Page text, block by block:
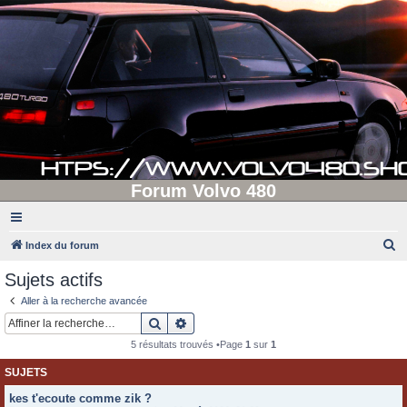
Forum Volvo 480
Index du forum
Sujets actifs
Aller à la recherche avancée
Rechercher
5 résultats trouvés •Page 1 sur 1
SUJETS
kes t'ecoute comme zik ?